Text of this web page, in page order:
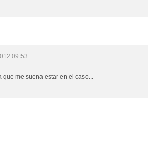
09:53
que me suena estar en el caso...